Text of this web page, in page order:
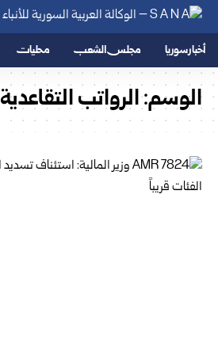
أخبار سوريا مجلس الشعب محليات
الوسم:الرواتب التقاعدية